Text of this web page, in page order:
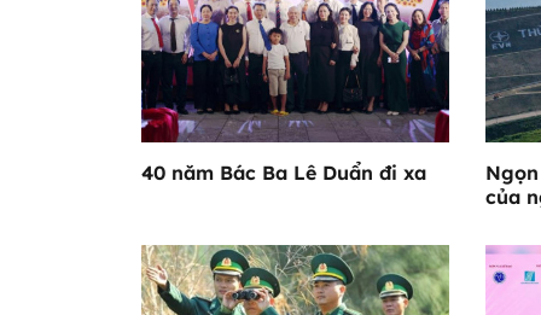
40 năm Bác Ba Lê Duẩn đi xa
của